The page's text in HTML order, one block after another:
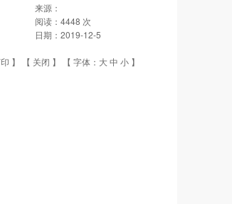
来源：
阅读： 4448 次
日期： 2019-12-5
】 【 关闭 】 【 字体： 大中 小 】